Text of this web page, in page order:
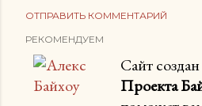
ОТПРАВИТЬ КОММЕНТАРИЙ
РЕКОМЕНДУЕМ
Сайт
Проекта